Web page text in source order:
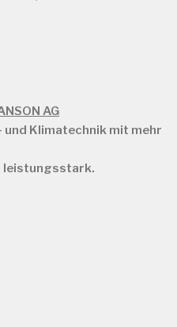
AG
Klimatechnik mit mehr
leistungsstark.